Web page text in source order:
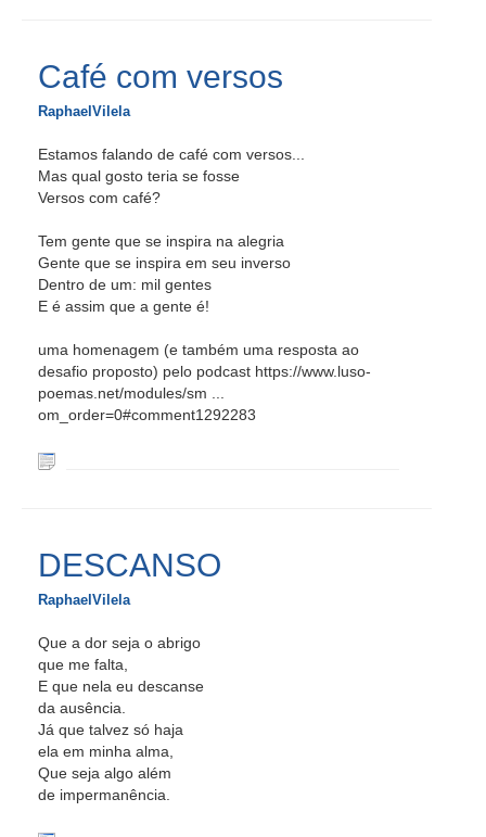
Café com versos
RaphaelVilela
Estamos falando de café com versos...
Mas qual gosto teria se fosse
Versos com café?
Tem gente que se inspira na alegria
Gente que se inspira em seu inverso
Dentro de um: mil gentes
E é assim que a gente é!
uma homenagem (e também uma resposta ao
desafio proposto) pelo podcast https://www.luso-
poemas.net/modules/sm ...
om_order=0#comment1292283
DESCANSO
RaphaelVilela
Que a dor seja o abrigo
que me falta,
E que nela eu descanse
da ausência.
Já que talvez só haja
ela em minha alma,
Que seja algo além
de impermanência.